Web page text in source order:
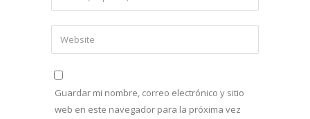
Guardar mi nombre, correo electrónico y sitio
web en este navegador para la próxima vez